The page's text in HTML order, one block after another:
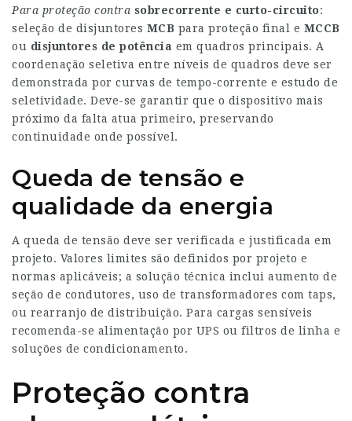
Para proteção contra sobrecorrente e curto-circuito:
seleção de disjuntores MCB para proteção final e MCCB
ou disjuntores de potência em quadros principais. A
coordenação seletiva entre níveis de quadros deve ser
demonstrada por curvas de tempo-corrente e estudo de
seletividade. Deve-se garantir que o dispositivo mais
próximo da falta atua primeiro, preservando
continuidade onde possível.
Queda de tensão e
qualidade da energia
A queda de tensão deve ser verificada e justificada em
projeto. Valores limites são definidos por projeto e
normas aplicáveis; a solução técnica inclui aumento de
seção de condutores, uso de transformadores com taps,
ou rearranjo de distribuição. Para cargas sensíveis
recomenda-se alimentação por UPS ou filtros de linha e
soluções de condicionamento.
Proteção contra